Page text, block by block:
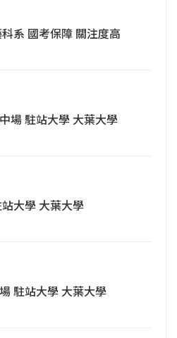
系 國考保障 關注度高
場 駐站大學 大葉大學
站大學 大葉大學
駐站大學 大葉大學